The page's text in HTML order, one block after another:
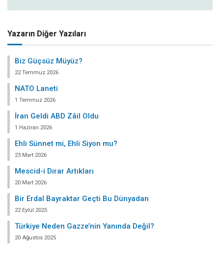
Yazarın Diğer Yazıları
Biz Güçsüz Müyüz?
22 Temmuz 2026
NATO Laneti
1 Temmuz 2026
İran Geldi ABD Zâil Oldu
1 Haziran 2026
Ehli Sünnet mi, Ehli Siyon mu?
23 Mart 2026
Mescid-i Dırar Artıkları
20 Mart 2026
Bir Erdal Bayraktar Geçti Bu Dünyadan
22 Eylül 2025
Türkiye Neden Gazze’nin Yanında Değil?
20 Ağustos 2025